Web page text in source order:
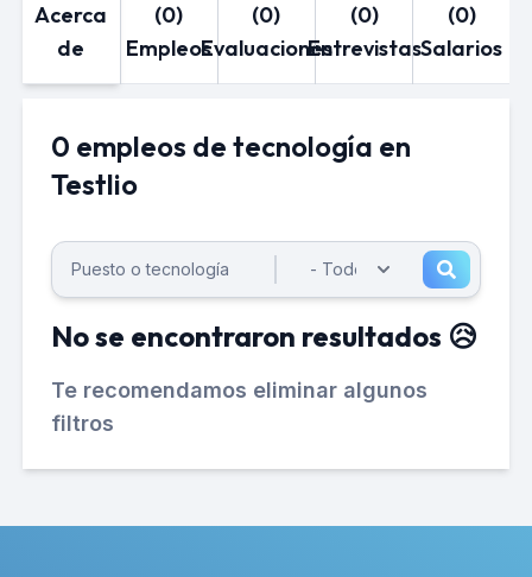
Acerca
de
(0)
Empleos
(0)
Evaluaciones
(0)
Entrevistas
(0)
Salarios
0 empleos de tecnología en
Testlio
No se encontraron resultados 😥
Te recomendamos eliminar algunos
filtros